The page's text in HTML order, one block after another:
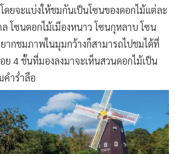
ดยจะแบ่งให้ชมกันเป็นโซนของดอกไม้แต่ละ
โซนดอกไม้เมืองหนาว โซนกุหลาบ โซน
ากชมภาพในมุมกว้างก็สามารถไปชมได้ที่
ย 4 ชั้นที่มองลงมาจะเห็นสวนดอกไม้เป็น
คำร่ำลือ